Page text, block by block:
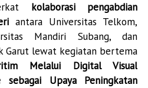
kolaborasi pengabdian
antara Universitas Telkom,
Mandiri Subang, dan
Garutlewat kegiatan bertema
Melalui Digital Visual
Upaya Peningkatan